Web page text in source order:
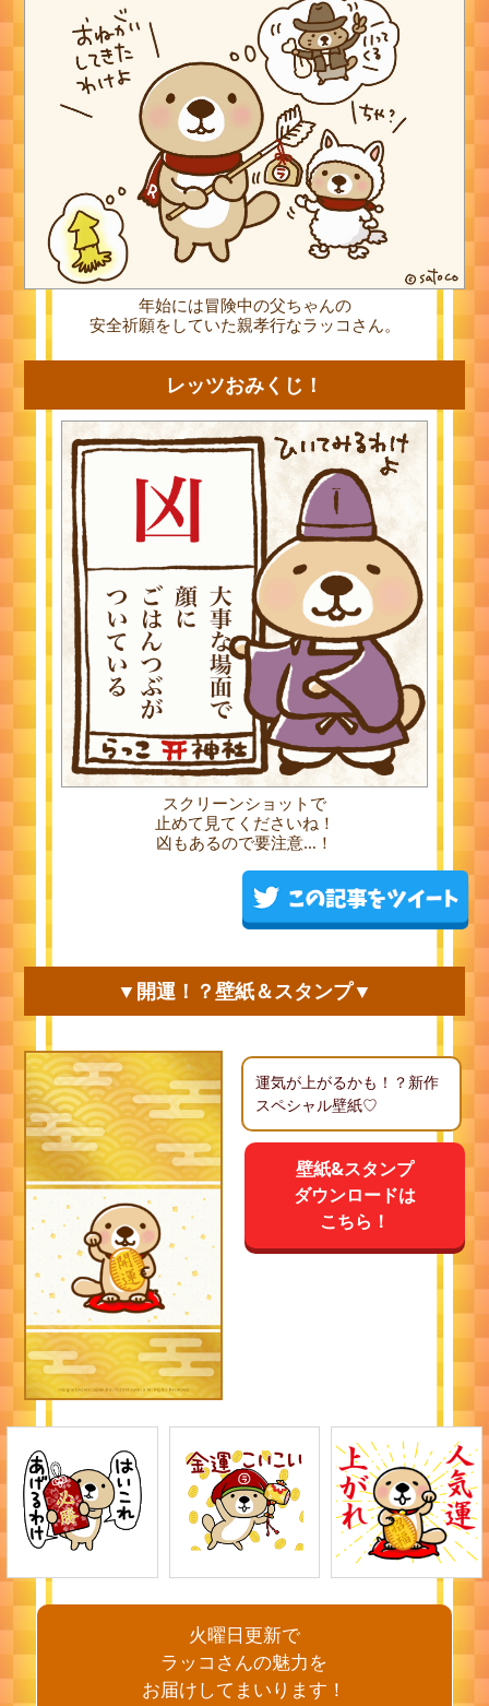
年始には冒険中の父ちゃんの
安全祈願をしていた親孝行なラッコさん。
レッツおみくじ！
スクリーンショットで
止めて見てくださいね！
凶もあるので要注意…！
▼開運！？壁紙＆スタンプ▼
運気が上がるかも！？新作
スペシャル壁紙♡
壁紙&スタンプ
ダウンロードは
こちら！
火曜日更新で
ラッコさんの魅力を
お届けしてまいります！